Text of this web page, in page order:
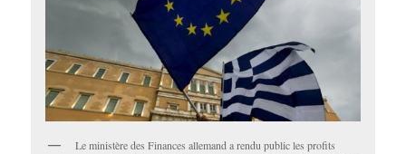
Le ministère des Finances allemand a rendu public les profits